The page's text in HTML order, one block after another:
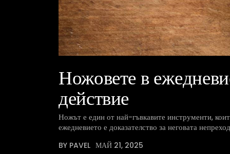
Ножовете в
действие
Ножът е един от най-гъвкавите инструменти,
ежедневието е доказателство за неговата
BY PAVEL МАЙ 21, 2025